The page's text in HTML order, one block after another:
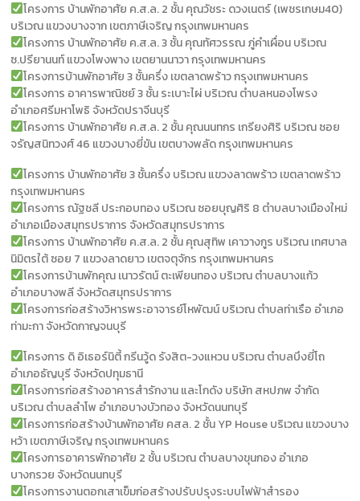
โครงการ บ้านพักอาศัย ค.ส.ล. 2 ชั้น คุณวัชระ ดวงเนตร์ (เพชรเกษม40)
บริเวณ แขวงบางจาก เขตภาษีเจริญ กรุงเทพมหานคร
โครงการ บ้านพักอาศัย ค.ส.ล. 3 ชั้น คุณทัศวรรณ ภู่คำเผื่อน บริเวณ
ซ.ปรียานนท์ แขวงโพงพาง เขตยานนาวา กรุงเทพมหานคร
โครงการบ้านพักอาศัย 3 ชั้นครึ่ง เขตลาดพร้าว กรุงเทพมหานคร
โครงการ อาคารพาณิชย์ 3 ชั้น ระเบาะไผ่ บริเวณ ตำบลหนองโพรง
อำเภอศรีมหาโพธิ จังหวัดปราจีนบุรี
โครงการ บ้านพักอาศัย ค.ส.ล. 2 ชั้น คุณนนทกร เกรียงศิริ บริเวณ ซอย
จรัญสนิทวงศ์ 46 แขวงบางยี่ขัน เขตบางพลัด กรุงเทพมหานคร
โครงการ บ้านพักอาศัย 3 ชั้นครึ่ง บริเวณ แขวงลาดพร้าว เขตลาดพร้าว
กรุงเทพมหานคร
โครงการ ณัฐชลี ประกอบทอง บริเวณ ซอยบุญศิริ 8 ตำบลบางเมืองใหม่
อำเภอเมืองสมุทรปราการ จังหวัดสมุทรปราการ
โครงการ บ้านพักอาศัย ค.ส.ล. 2 ชั้น คุณสุทิพ เคาวางกูร บริเวณ เทศบาล
นิมิตรใต้ ซอย 7 แขวงลาดยาว เขตจตุจักร กรุงเทพมหานคร
โครงการบ้านพักคุณ เนาวรัตน์ ตะเพียนทอง บริเวณ ตำบลบางแก้ว
อำเภอบางพลี จังหวัดสมุทรปราการ
โครงการก่อสร้างวิหารพระอาจารย์โหพัฒน์ บริเวณ ตําบลท่าเรือ อําเภอ
ท่ามะกา จังหวัดกาญจนบุรี
โครงการ ดิ อิเธอร์นิตี้ กรีนวู้ด รังสิต-วงแหวน บริเวณ ตำบลบึงยี่โถ
อำเภอธัญบุรี จังหวัดปทุมธานี
โครงการก่อสร้างอาคารสำรักงาน และโกดัง บริษัท สหปภพ จำกัด
บริเวณ ตำบลลำโพ อำเภอบางบัวทอง จังหวัดนนทบุรี
โครงการก่อสร้างบ้านพักอาศัย คสล. 2 ชั้น YP House บริเวณ แขวงบาง
หว้า เขตภาษีเจริญ กรุงเทพมหานคร
โครงการอาคารพักอาศัย 2 ชั้น บริเวณ ตำบลบางขุนกอง อำเภอ
บางกรวย จังหวัดนนทบุรี
โครงการงานตอกเสาเข็มก่อสร้างปรับปรุงระบบไฟฟ้าสำรอง